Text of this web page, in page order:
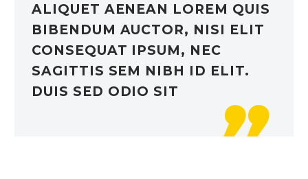
ALIQUET AENEAN LOREM QUIS
BIBENDUM AUCTOR, NISI ELIT
CONSEQUAT IPSUM, NEC
SAGITTIS SEM NIBH ID ELIT.
DUIS SED ODIO SIT
